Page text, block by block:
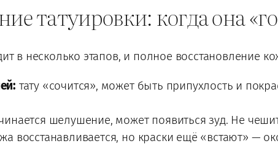
татуировки: когда она
в несколько этапов, и полное восстановление
тату «сочится», может быть припухлость и
шелушение, может появиться зуд. Не
восстанавливается, но краски ещё «встают» —